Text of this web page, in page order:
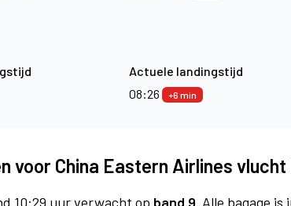
Actuele landingstijd
08:26
+6 min
voor China Eastern Airlines vlucht
10:29 uur verwacht op band 9. Alle bagage is